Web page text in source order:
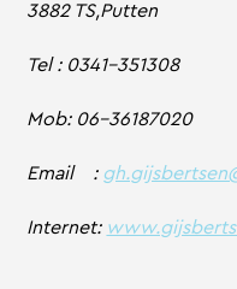
3882 TS,Putten
Tel : 0341-351308
Mob: 06-36187020
Email :
Internet: